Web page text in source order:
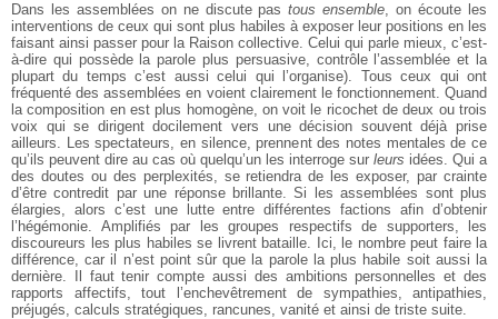
Dans les assemblées on ne discute pastous ensemble, on écoute les
interventions de ceux qui sont plus habiles à exposer leur positions en les
faisant ainsi passer pour la Raison collective. Celui qui parle mieux, c’est-
à-dire qui possède la parole plus persuasive, contrôle l’assemblée et la
plupart du temps c’est aussi celui qui l’organise). Tous ceux qui ont
fréquenté des assemblées en voient clairement le fonctionnement. Quand
la composition en est plus homogène, on voit le ricochet de deux ou trois
voix qui se dirigent docilement vers une décision souvent déjà prise
ailleurs. Les spectateurs, en silence, prennent des notes mentales de ce
qu’ils peuvent dire au cas où quelqu’un les interroge sur leurs idées. Qui a
des doutes ou des perplexités, se retiendra de les exposer, par crainte
d’être contredit par une réponse brillante. Si les assemblées sont plus
élargies, alors c’est une lutte entre différentes factions afin d’obtenir
l’hégémonie. Amplifiés par les groupes respectifs de supporters, les
discoureurs les plus habiles se livrent bataille. Ici, le nombre peut faire la
différence, car il n’est point sûr que la parole la plus habile soit aussi la
dernière. Il faut tenir compte aussi des ambitions personnelles et des
rapports affectifs, tout l’enchevêtrement de sympathies, antipathies,
préjugés, calculs stratégiques, rancunes, vanité et ainsi de triste suite.